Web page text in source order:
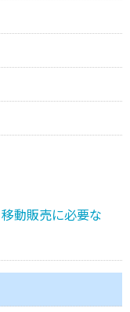
動販売に必要な